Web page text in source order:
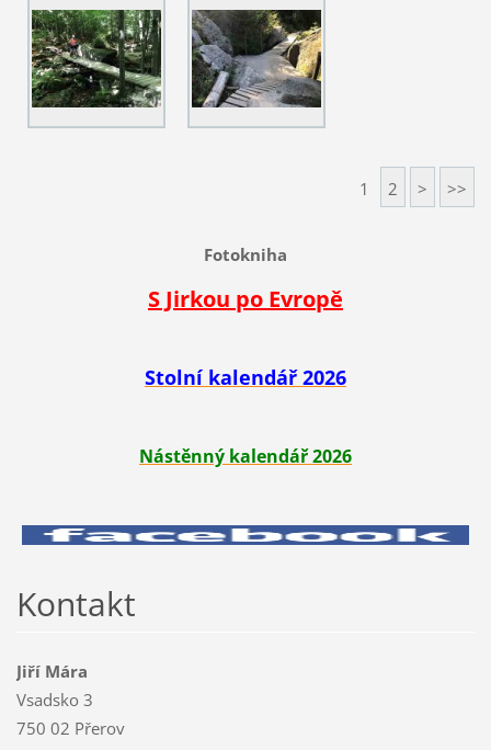
1 2 > >>
Fotokniha
S Jirkou po Evropě
Stolní kalendář 2026
Nástěnný kalendář 2026
Kontakt
Jiří Mára
Vsadsko 3
750 02 Přerov